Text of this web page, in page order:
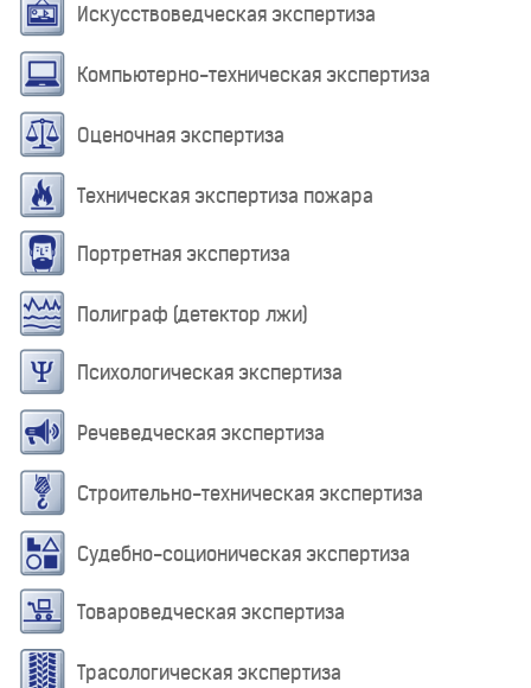
Искусствоведческая экспертиза
Компьютерно-техническая экспертиза
Оценочная экспертиза
Техническая экспертиза пожара
Портретная экспертиза
Полиграф (детектор лжи)
Психологическая экспертиза
Речеведческая экспертиза
Строительно-техническая экспертиза
Судебно-соционическая экспертиза
Товароведческая экспертиза
Трасологическая экспертиза